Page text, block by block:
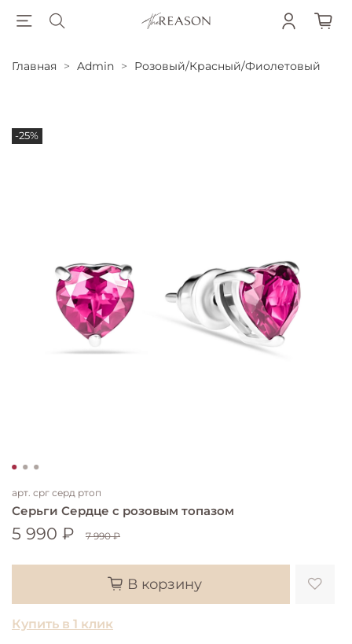
Главная Admin Розовый/Красный/Фиолетовый
-25%
арт. срг серд ртоп
Серьги Сердце с розовым топазом
5 990 ₽ 7 990 ₽
В корзину
Купить в 1 клик